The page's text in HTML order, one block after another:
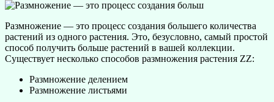
Размножение — это процесс создания большего количества
растений из одного растения. Это, безусловно, самый простой
способ получить больше растений в вашей коллекции.
Существует несколько способов размножения растения ZZ:
Размножение делением
Размножение листьями